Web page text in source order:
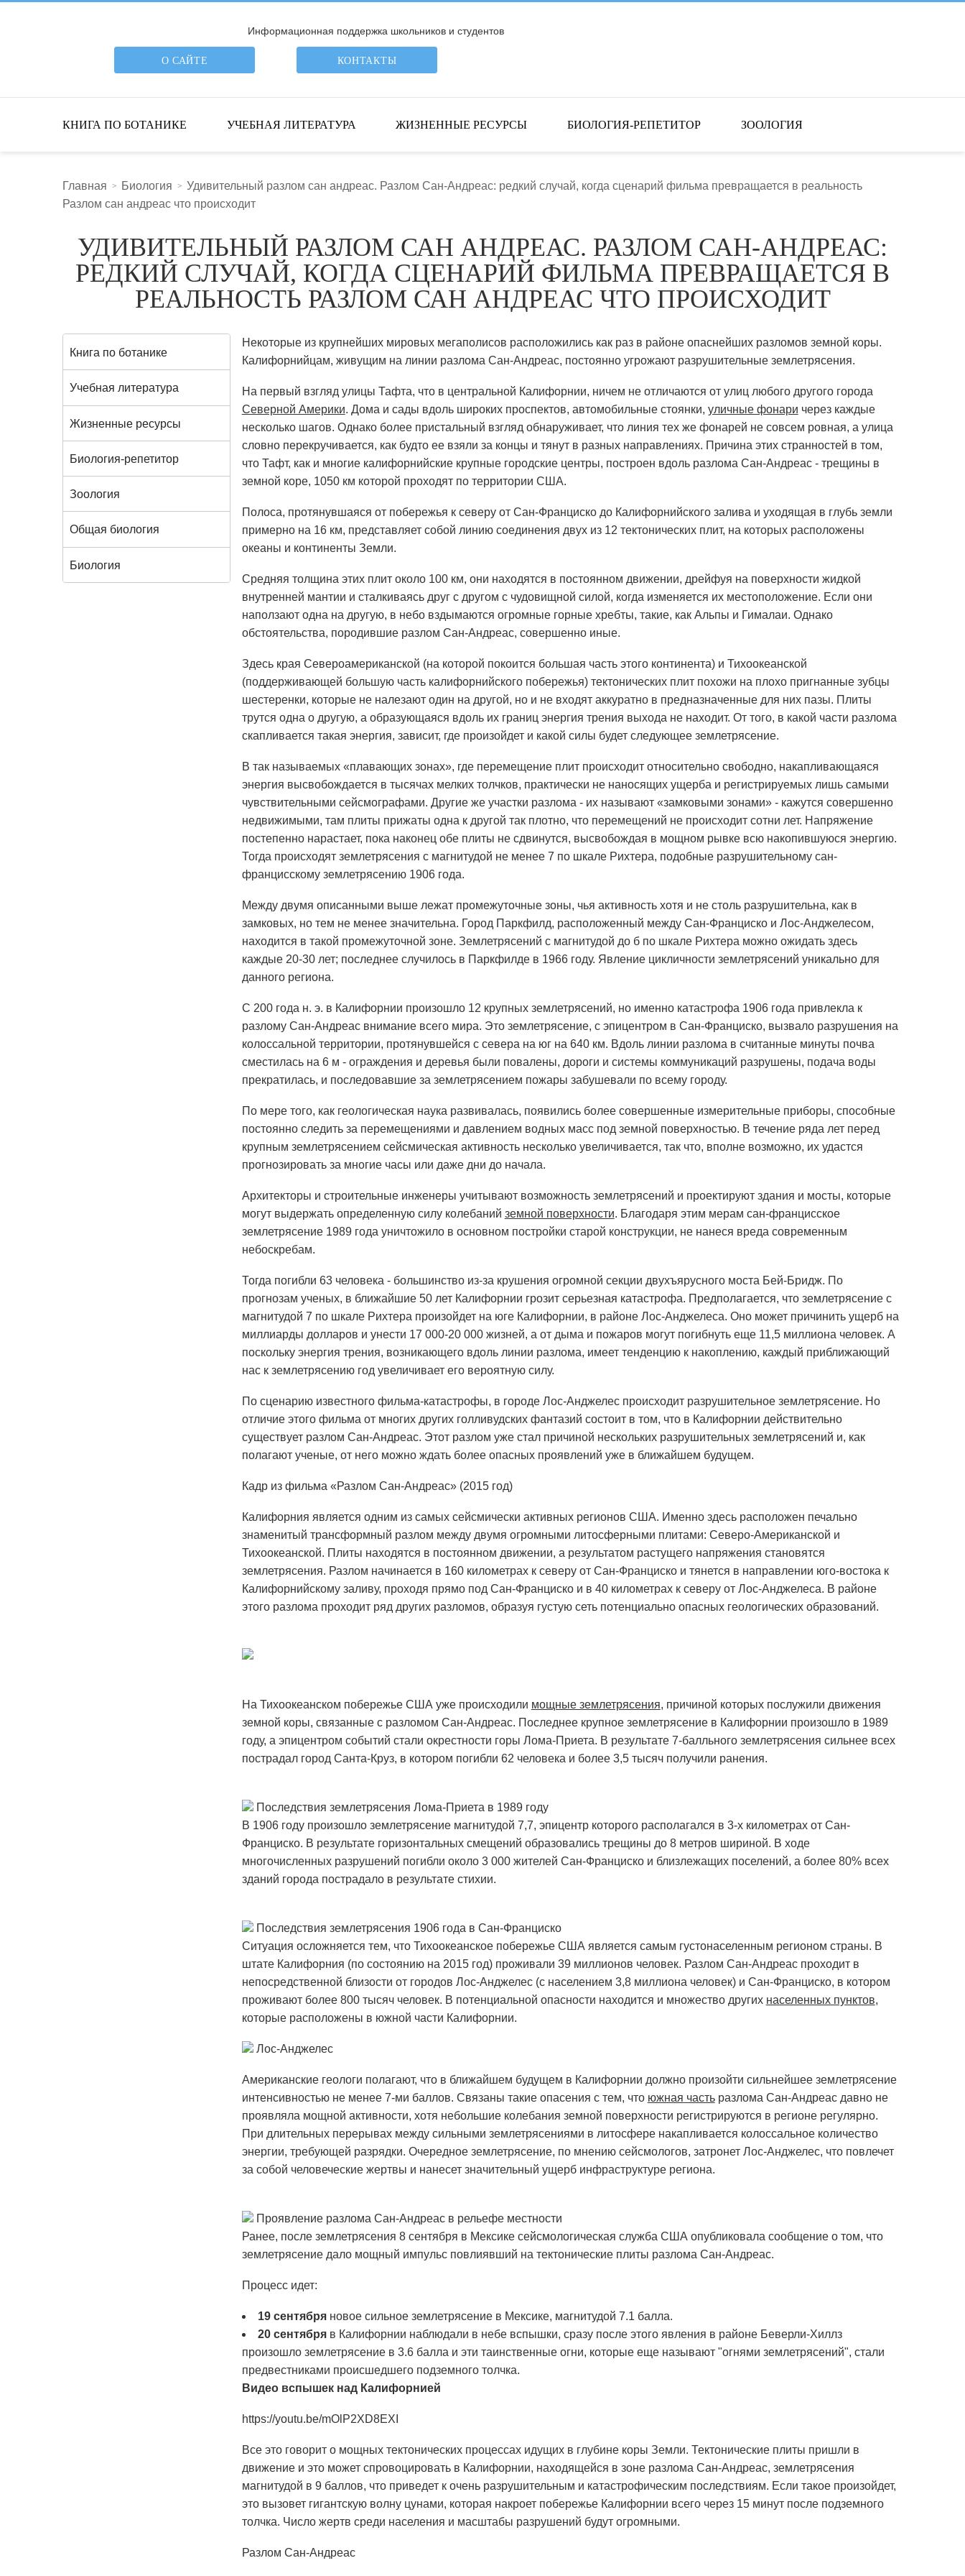
Информационная поддержка школьников и студентов
О САЙТЕ КОНТАКТЫ
КНИГА ПО БОТАНИКЕ УЧЕБНАЯ ЛИТЕРАТУРА ЖИЗНЕННЫЕ РЕСУРСЫ БИОЛОГИЯ-РЕПЕТИТОР ЗООЛОГИЯ
ПОИСК ПО САЙТУ
Главная Биология
Удивительный разлом сан андреас. Разлом Сан-Андреас: редкий случай, когда сценарий фильма превращается в реальность
Разлом сан андреас что происходит
УДИВИТЕЛЬНЫЙ РАЗЛОМ САН АНДРЕАС. РАЗЛОМ САН-АНДРЕАС:
РЕДКИЙ СЛУЧАЙ, КОГДА СЦЕНАРИЙ ФИЛЬМА ПРЕВРАЩАЕТСЯ В
РЕАЛЬНОСТЬ РАЗЛОМ САН АНДРЕАС ЧТО ПРОИСХОДИТ
Книга по ботанике
Учебная литература
Жизненные ресурсы
Биология-репетитор
Зоология
Общая биология
Биология
Некоторые из крупнейших мировых мегаполисов расположились как раз в районе опаснейших разломов земной коры.
Калифорнийцам, живущим на линии разлома Сан-Андреас, постоянно угрожают разрушительные землетрясения.
На первый взгляд улицы Тафта, что в центральной Калифорнии, ничем не отличаются от улиц любого другого города
Северной Америки. Дома и сады вдоль широких проспектов, автомобильные стоянки, уличные фонари через каждые
несколько шагов. Однако более пристальный взгляд обнаруживает, что линия тех же фонарей не совсем ровная, а улица
словно перекручивается, как будто ее взяли за концы и тянут в разных направлениях. Причина этих странностей в том,
что Тафт, как и многие калифорнийские крупные городские центры, построен вдоль разлома Сан-Андреас - трещины в
земной коре, 1050 км которой проходят по территории США.
Полоса, протянувшаяся от побережья к северу от Сан-Франциско до Калифорнийского залива и уходящая в глубь земли
примерно на 16 км, представляет собой линию соединения двух из 12 тектонических плит, на которых расположены
океаны и континенты Земли.
Средняя толщина этих плит около 100 км, они находятся в постоянном движении, дрейфуя на поверхности жидкой
внутренней мантии и сталкиваясь друг с другом с чудовищной силой, когда изменяется их местоположение. Если они
наползают одна на другую, в небо вздымаются огромные горные хребты, такие, как Альпы и Гималаи. Однако
обстоятельства, породившие разлом Сан-Андреас, совершенно иные.
Здесь края Североамериканской (на которой покоится большая часть этого континента) и Тихоокеанской
(поддерживающей большую часть калифорнийского побережья) тектонических плит похожи на плохо пригнанные зубцы
шестеренки, которые не налезают один на другой, но и не входят аккуратно в предназначенные для них пазы. Плиты
трутся одна о другую, а образующаяся вдоль их границ энергия трения выхода не находит. От того, в какой части разлома
скапливается такая энергия, зависит, где произойдет и какой силы будет следующее землетрясение.
В так называемых «плавающих зонах», где перемещение плит происходит относительно свободно, накапливающаяся
энергия высвобождается в тысячах мелких толчков, практически не наносящих ущерба и регистрируемых лишь самыми
чувствительными сейсмографами. Другие же участки разлома - их называют «замковыми зонами» - кажутся совершенно
недвижимыми, там плиты прижаты одна к другой так плотно, что перемещений не происходит сотни лет. Напряжение
постепенно нарастает, пока наконец обе плиты не сдвинутся, высвобождая в мощном рывке всю накопившуюся энергию.
Тогда происходят землетрясения с магнитудой не менее 7 по шкале Рихтера, подобные разрушительному сан-
францисскому землетрясению 1906 года.
Между двумя описанными выше лежат промежуточные зоны, чья активность хотя и не столь разрушительна, как в
замковых, но тем не менее значительна. Город Паркфилд, расположенный между Сан-Франциско и Лос-Анджелесом,
находится в такой промежуточной зоне. Землетрясений с магнитудой до б по шкале Рихтера можно ожидать здесь
каждые 20-30 лет; последнее случилось в Паркфилде в 1966 году. Явление цикличности землетрясений уникально для
данного региона.
С 200 года н. э. в Калифорнии произошло 12 крупных землетрясений, но именно катастрофа 1906 года привлекла к
разлому Сан-Андреас внимание всего мира. Это землетрясение, с эпицентром в Сан-Франциско, вызвало разрушения на
колоссальной территории, протянувшейся с севера на юг на 640 км. Вдоль линии разлома в считанные минуты почва
сместилась на 6 м - ограждения и деревья были повалены, дороги и системы коммуникаций разрушены, подача воды
прекратилась, и последовавшие за землетрясением пожары забушевали по всему городу.
По мере того, как геологическая наука развивалась, появились более совершенные измерительные приборы, способные
постоянно следить за перемещениями и давлением водных масс под земной поверхностью. В течение ряда лет перед
крупным землетрясением сейсмическая активность несколько увеличивается, так что, вполне возможно, их удастся
прогнозировать за многие часы или даже дни до начала.
Архитекторы и строительные инженеры учитывают возможность землетрясений и проектируют здания и мосты, которые
могут выдержать определенную силу колебаний земной поверхности. Благодаря этим мерам сан-францисское
землетрясение 1989 года уничтожило в основном постройки старой конструкции, не нанеся вреда современным
небоскребам.
Тогда погибли 63 человека - большинство из-за крушения огромной секции двухъярусного моста Бей-Бридж. По
прогнозам ученых, в ближайшие 50 лет Калифорнии грозит серьезная катастрофа. Предполагается, что землетрясение с
магнитудой 7 по шкале Рихтера произойдет на юге Калифорнии, в районе Лос-Анджелеса. Оно может причинить ущерб на
миллиарды долларов и унести 17 000-20 000 жизней, а от дыма и пожаров могут погибнуть еще 11,5 миллиона человек. А
поскольку энергия трения, возникающего вдоль линии разлома, имеет тенденцию к накоплению, каждый приближающий
нас к землетрясению год увеличивает его вероятную силу.
По сценарию известного фильма-катастрофы, в городе Лос-Анджелес происходит разрушительное землетрясение. Но
отличие этого фильма от многих других голливудских фантазий состоит в том, что в Калифорнии действительно
существует разлом Сан-Андреас. Этот разлом уже стал причиной нескольких разрушительных землетрясений и, как
полагают ученые, от него можно ждать более опасных проявлений уже в ближайшем будущем.
Кадр из фильма «Разлом Сан-Андреас» (2015 год)
Калифорния является одним из самых сейсмически активных регионов США. Именно здесь расположен печально
знаменитый трансформный разлом между двумя огромными литосферными плитами: Северо-Американской и
Тихоокеанской. Плиты находятся в постоянном движении, а результатом растущего напряжения становятся
землетрясения. Разлом начинается в 160 километрах к северу от Сан-Франциско и тянется в направлении юго-востока к
Калифорнийскому заливу, проходя прямо под Сан-Франциско и в 40 километрах к северу от Лос-Анджелеса. В районе
этого разлома проходит ряд других разломов, образуя густую сеть потенциально опасных геологических образований.
На Тихоокеанском побережье США уже происходили мощные землетрясения, причиной которых послужили движения
земной коры, связанные с разломом Сан-Андреас. Последнее крупное землетрясение в Калифорнии произошло в 1989
году, а эпицентром событий стали окрестности горы Лома-Приета. В результате 7-балльного землетрясения сильнее всех
пострадал город Санта-Круз, в котором погибли 62 человека и более 3,5 тысяч получили ранения.
Последствия землетрясения Лома-Приета в 1989 году
В 1906 году произошло землетрясение магнитудой 7,7, эпицентр которого располагался в 3-х километрах от Сан-
Франциско. В результате горизонтальных смещений образовались трещины до 8 метров шириной. В ходе
многочисленных разрушений погибли около 3 000 жителей Сан-Франциско и близлежащих поселений, а более 80% всех
зданий города пострадало в результате стихии.
Последствия землетрясения 1906 года в Сан-Франциско
Ситуация осложняется тем, что Тихоокеанское побережье США является самым густонаселенным регионом страны. В
штате Калифорния (по состоянию на 2015 год) проживали 39 миллионов человек. Разлом Сан-Андреас проходит в
непосредственной близости от городов Лос-Анджелес (с населением 3,8 миллиона человек) и Сан-Франциско, в котором
проживают более 800 тысяч человек. В потенциальной опасности находится и множество других населенных пунктов,
которые расположены в южной части Калифорнии.
Лос-Анджелес
Американские геологи полагают, что в ближайшем будущем в Калифорнии должно произойти сильнейшее землетрясение
интенсивностью не менее 7-ми баллов. Связаны такие опасения с тем, что южная частьразлома Сан-Андреас давно не
проявляла мощной активности, хотя небольшие колебания земной поверхности регистрируются в регионе регулярно.
При длительных перерывах между сильными землетрясениями в литосфере накапливается колоссальное количество
энергии, требующей разрядки. Очередное землетрясение, по мнению сейсмологов, затронет Лос-Анджелес, что повлечет
за собой человеческие жертвы и нанесет значительный ущерб инфраструктуре региона.
Проявление разлома Сан-Андреас в рельефе местности
Ранее, после землетрясения 8 сентября в Мексике сейсмологическая служба США опубликовала сообщение о том, что
землетрясение дало мощный импульс повлиявший на тектонические плиты разлома Сан-Андреас.
Процесс идет:
19 сентября новое сильное землетрясение в Мексике, магнитудой 7.1 балла.
20 сентября в Калифорнии наблюдали в небе вспышки, сразу после этого явления в районе Беверли-Хиллз
произошло землетрясение в 3.6 балла и эти таинственные огни, которые еще называют ʺогнями землетрясенийʺ, стали
предвестниками происшедшего подземного толчка.
Видео вспышек над Калифорнией
https://youtu.be/mOlP2XD8EXI
Все это говорит о мощных тектонических процессах идущих в глубине коры Земли. Тектонические плиты пришли в
движение и это может спровоцировать в Калифорнии, находящейся в зоне разлома Сан-Андреас, землетрясения
магнитудой в 9 баллов, что приведет к очень разрушительным и катастрофическим последствиям. Если такое произойдет,
это вызовет гигантскую волну цунами, которая накроет побережье Калифорнии всего через 15 минут после подземного
толчка. Число жертв среди населения и масштабы разрушений будут огромными.
Разлом Сан-Андреас